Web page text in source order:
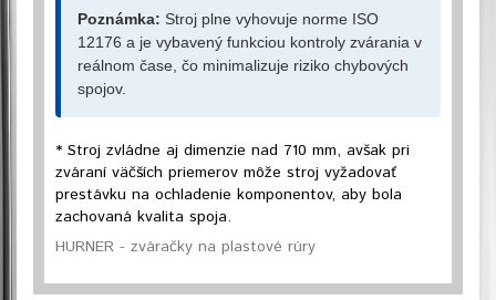
Poznámka: Stroj plne vyhovuje norme ISO
12176 a je vybavený funkciou kontroly zvárania v
reálnom čase, čo minimalizuje riziko chybových
spojov.
* Stroj zvládne aj dimenzie nad 710 mm, avšak pri
zváraní väčších priemerov môže stroj vyžadovať
prestávku na ochladenie komponentov, aby bola
zachovaná kvalita spoja.
HURNER - zváračky na plastové rúry